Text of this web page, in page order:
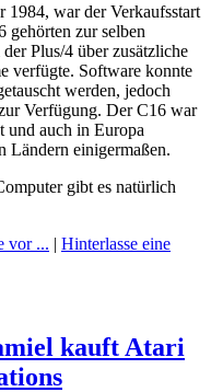
1984, war der Verkaufsstart
gehörten zur selben
Plus/4 über zusätzliche
verfügte. Software konnte
werden, jedoch
Verfügung. Der C16 war
und auch in Europa
Ländern einigermaßen.
gibt es natürlich
vor ... | Hinterlasse eine
kauft Atari